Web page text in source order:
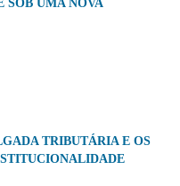
SOB UMA NOVA
TRIBUTÁRIA E OS